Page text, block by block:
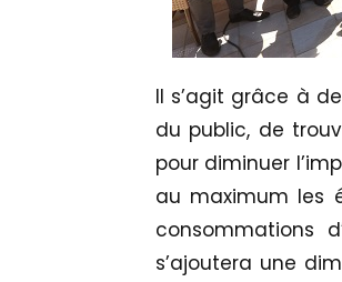
Il s’agit grâce à
du public, de
pour diminuer
au maximum les
consommations
s’ajoutera une